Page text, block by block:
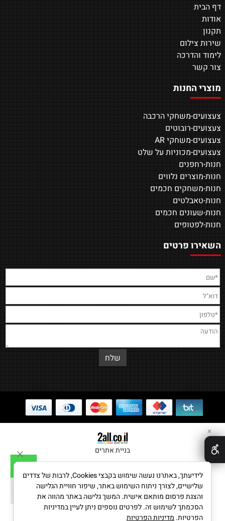
דף הבית
אודות
תקנון
שירות צילום
לימוד והדרכה
צור קשר
מוצרי החנות
צעצועים-משחקי הרכבה
צעצועים-רובוטים
צעצועים-משחקי AR
צעצועים-מכוניות על שלט
חנות-רחפנים
חנות-מוצרים נלווים
חנות-משחקים חכמים
חנות-טאבלטים
חנות-שעונים חכמים
חנות-לפטופים
השאירו פרטים
בניית אתרים
✕
לידיעתך, באתרנו נעשה שימוש בקבצי Cookies, לרבות של צדדים
שלישיים, לצורך ניתוח השימוש באתר, שיפור חוויית הגלישה
והצגת פרסום מותאם אישית. המשך גלישה באתר מהווה את
הסכמתך לשימוש זה. לפרטים נוספים ניתן לעיין במדיניות
הפרטיות. מדיניות הפרטיות